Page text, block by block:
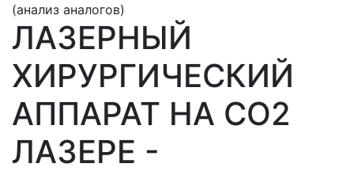
(анализ аналогов)
ЛАЗЕРНЫЙ
ХИРУРГИЧЕСКИЙ
АППАРАТ НА СО2
ЛАЗЕРЕ -